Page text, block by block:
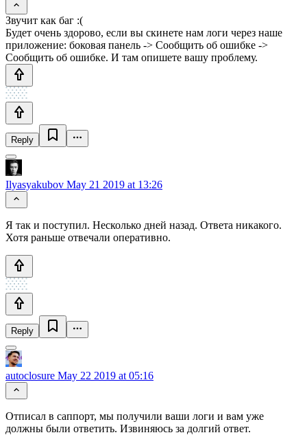
Звучит как баг :(
Будет очень здорово, если вы скинете нам логи через наше
приложение: боковая панель -> Сообщить об ошибке ->
Сообщить об ошибке. И там опишете вашу проблему.
Reply
Ilyasyakubov May 21 2019 at 13:26
Я так и поступил. Несколько дней назад. Ответа никакого.
Хотя раньше отвечали оперативно.
Reply
autoclosure May 22 2019 at 05:16
Отписал в саппорт, мы получили ваши логи и вам уже
должны были ответить. Извиняюсь за долгий ответ.